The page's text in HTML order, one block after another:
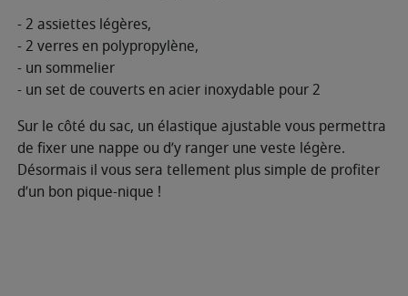
- 2 assiettes légères,
- 2 verres en polypropylène,
- un sommelier
- un set de couverts en acier inoxydable pour 2
Sur le côté du sac, un élastique ajustable vous permettra
de fixer une nappe ou d’y ranger une veste légère.
Désormais il vous sera tellement plus simple de profiter
d’un bon pique-nique !